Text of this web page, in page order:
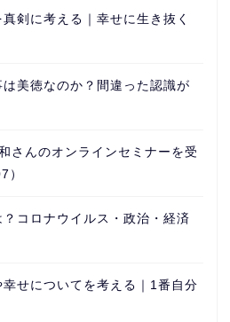
剣に考える｜幸せに生き抜く
美徳なのか？間違った認識が
さんのオンラインセミナーを受
）
コロナウイルス・政治・経済
せについてを考える｜1番自分